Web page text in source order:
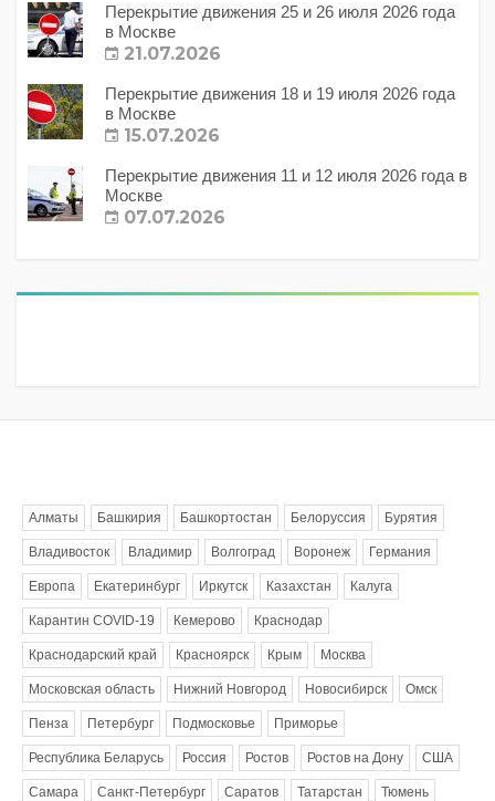
Перекрытие движения 25 и 26 июля 2026 года
в Москве
21.07.2026
Перекрытие движения 18 и 19 июля 2026 года
в Москве
15.07.2026
Перекрытие движения 11 и 12 июля 2026 года в
Москве
07.07.2026
Алматы Башкирия Башкортостан Белоруссия Бурятия
Владивосток Владимир Волгоград Воронеж Германия
Европа Екатеринбург Иркутск Казахстан Калуга
Карантин COVID-19 Кемерово Краснодар
Краснодарский край Красноярск Крым Москва
Московская область Нижний Новгород Новосибирск Омск
Пенза Петербург Подмосковье Приморье
Республика Беларусь Россия Ростов Ростов на Дону США
Самара Санкт-Петербург Саратов Татарстан Тюмень